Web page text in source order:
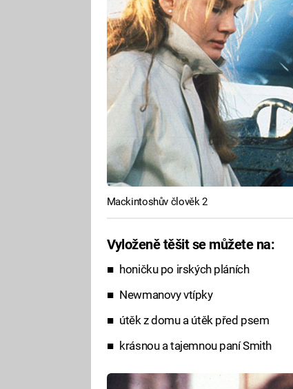
Mackintoshův člověk 2
Vyloženě těšit se můžete na:
honičku po irských pláních
Newmanovy vtípky
útěk z domu a útěk před psem
krásnou a tajemnou paní Smith